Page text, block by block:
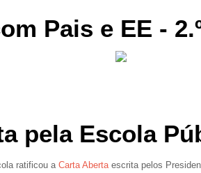
Pais e EE -
pela Escola
ratificou a Carta Abertaescrita pelos